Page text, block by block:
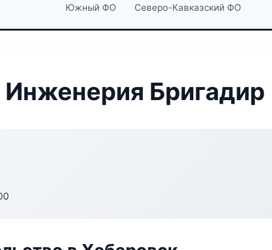
Южный ФО Северо-Кавказский ФО
Бригадир